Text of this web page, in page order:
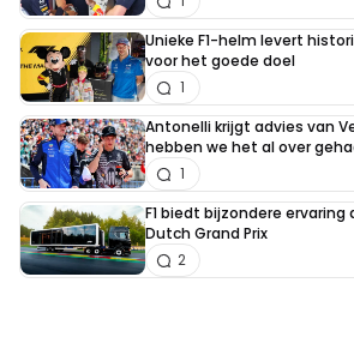
Unieke F1-helm levert
voor het goede doel
1
Antonelli krijgt advies van
hebben we het al over
1
F1 biedt bijzondere
Dutch Grand Prix
2